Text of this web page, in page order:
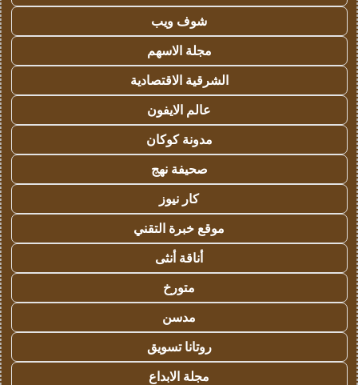
شوف ويب
مجلة الاسهم
الشرقية الاقتصادية
عالم الايفون
مدونة كوكان
صحيفة نهج
كار نيوز
موقع خبرة التقني
أناقة أنثى
متورخ
مدسن
روتانا تسويق
مجلة الابداع